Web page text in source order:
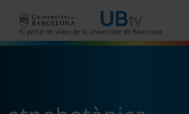
El portal de vídeo de la Universitat de Barcelona